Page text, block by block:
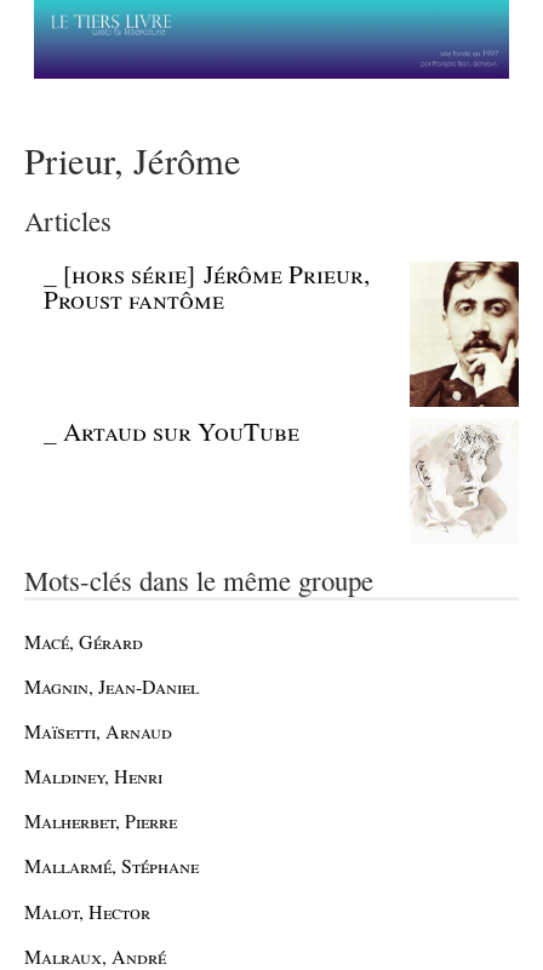
Prieur, Jérôme
Articles
[hors série] Jérôme Prieur,
Proust fantôme
_Artaud sur YouTube
Mots-clés dans le même groupe
Macé, Gérard
Magnin, Jean-Daniel
Maïsetti, Arnaud
Maldiney, Henri
Malherbet, Pierre
Mallarmé, Stéphane
Malot, Hector
Malraux, André